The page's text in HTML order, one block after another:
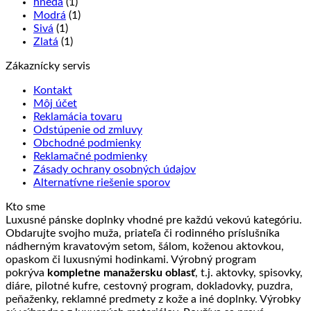
Modrá (1)
Sivá (1)
Zlatá (1)
Zákaznícky servis
Kontakt
Môj účet
Reklamácia tovaru
Odstúpenie od zmluvy
Obchodné podmienky
Reklamačné podmienky
Zásady ochrany osobných údajov
Alternatívne riešenie sporov
Kto sme
Luxusné pánske doplnky vhodné pre každú vekovú kategóriu.
Obdarujte svojho muža, priateľa či rodinného príslušníka
nádherným kravatovým setom, šálom, koženou aktovkou,
opaskom či luxusnými hodinkami. Výrobný program
pokrýva kompletne manažersku oblasť, t.j. aktovky, spisovky,
diáre, pilotné kufre, cestovný program, dokladovky, puzdra,
peňaženky, reklamné predmety z kože a iné doplnky. Výrobky